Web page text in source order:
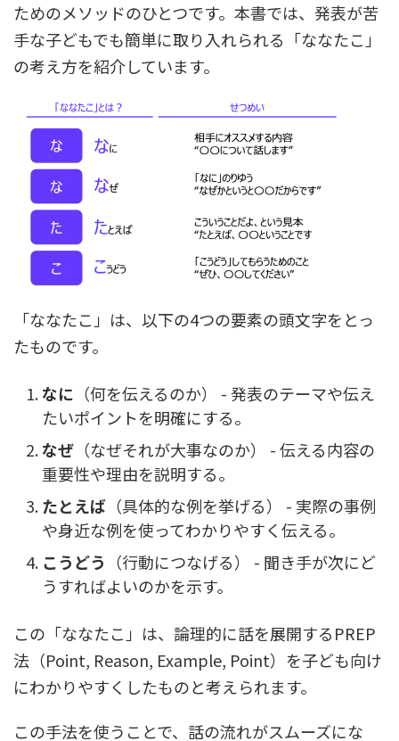
ためのメソッドのひとつです。本書では、発表が苦
手な子どもでも簡単に取り入れられる「ななたこ」
の考え方を紹介しています。
「ななたこ」は、以下の4つの要素の頭文字をとっ
たものです。
なに （何を伝えるのか） - 発表のテーマや伝え
たいポイントを明確にする。
なぜ （なぜそれが大事なのか） - 伝える内容の
重要性や理由を説明する。
たとえば （具体的な例を挙げる） - 実際の事例
や身近な例を使ってわかりやすく伝える。
こうどう （行動につなげる） - 聞き手が次にど
うすればよいのかを示す。
この「ななたこ」は、論理的に話を展開するPREP
法（Point, Reason, Example, Point）を子ども向け
にわかりやすくしたものと考えられます。
この手法を使うことで、話の流れがスムーズにな